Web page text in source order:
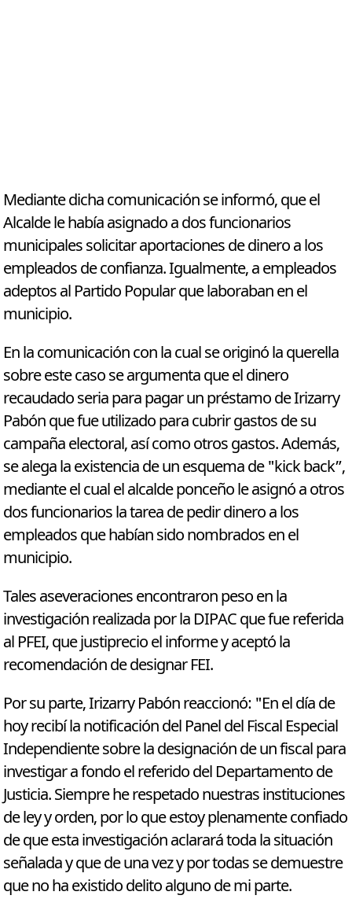
Mediante dicha comunicación se informó, que el
Alcalde le había asignado a dos funcionarios
municipales solicitar aportaciones de dinero a los
empleados de confianza. Igualmente, a empleados
adeptos al Partido Popular que laboraban en el
municipio.
En la comunicación con la cual se originó la querella
sobre este caso se argumenta que el dinero
recaudado seria para pagar un préstamo de Irizarry
Pabón que fue utilizado para cubrir gastos de su
campaña electoral, así como otros gastos. Además,
se alega la existencia de un esquema de "kick back”,
mediante el cual el alcalde ponceño le asignó a otros
dos funcionarios la tarea de pedir dinero a los
empleados que habían sido nombrados en el
municipio.
Tales aseveraciones encontraron peso en la
investigación realizada por la DIPAC que fue referida
al PFEI, que justiprecio el informe y aceptó la
recomendación de designar FEI.
Por su parte, Irizarry Pabón reaccionó: "En el día de
hoy recibí la notificación del Panel del Fiscal Especial
Independiente sobre la designación de un fiscal para
investigar a fondo el referido del Departamento de
Justicia. Siempre he respetado nuestras instituciones
de ley y orden, por lo que estoy plenamente confiado
de que esta investigación aclarará toda la situación
señalada y que de una vez y por todas se demuestre
que no ha existido delito alguno de mi parte.